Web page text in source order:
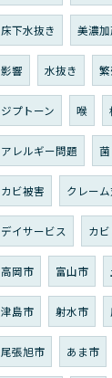
床下水抜き 美濃加
影響 水抜き 繁
ジプトーン 喉
アレルギー問題 菌
カビ被害 クレー
デイサービス カ
高岡市 富山市
津島市 射水市
尾張旭市 あま市